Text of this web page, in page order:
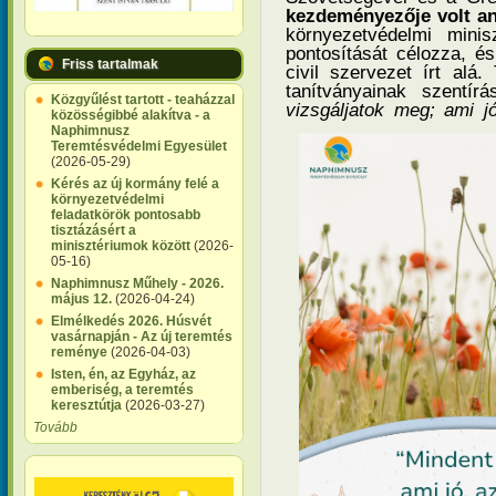
Friss tartalmak
Közgyűlést tartott - teaházzal
közösségibbé alakítva - a
Naphimnusz
Teremtésvédelmi Egyesület
(2026-05-29)
Kérés az új kormány felé a
környezetvédelmi
feladatkörök pontosabb
tisztázásért a
minisztériumok között (2026-
05-16)
Naphimnusz Műhely - 2026.
május 12. (2026-04-24)
Elmélkedés 2026. Húsvét
vasárnapján - Az új teremtés
reménye (2026-04-03)
Isten, én, az Egyház, az
emberiség, a teremtés
keresztútja (2026-03-27)
Tovább
kezdeményezője volt
környezetvédelmi
pontosítását célozza,
civil szervezet írt alá.
tanítványainak
vizsgáljatok meg; ami